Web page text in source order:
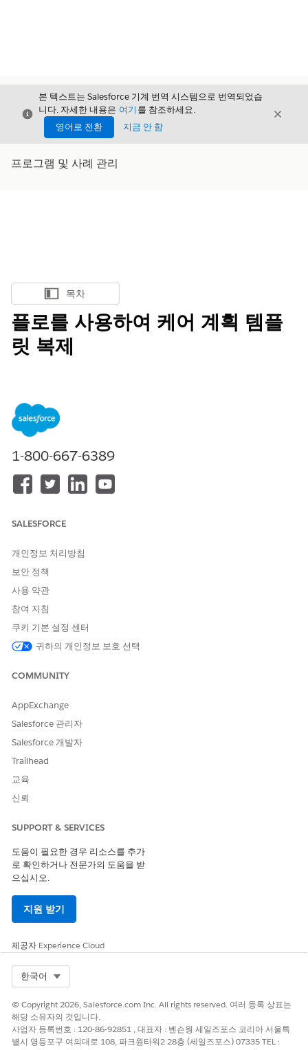
닫기
본 텍스트는 Salesforce 기계 번역 시스템으로 번역되었습
니다. 자세한 내용은 여기 를 참조하세요.
영어로 전환
지금 안 함
닫기
프로그램 및 사례 관리
목차 표시
목차
플로를 사용하여 케어 계획 템플
릿 복제
케어 계획 템플릿 복사 플로 템플릿에서 생성된 플로는 관련 활성
또는 게시된 케어 계획 템플릿 목표, 케어 계획 템플릿 혜택, 작업 계
획 템플릿 할당과 함께 케어 계획 템플릿을 복사합니다.
필수 EDITION
지원 제품: Education Cloud, Nonprofit Cloud, 공공 부문 솔루
션.Edition Availability 보기
케어 계획 템플릿 만들기:
각 플로 구성 요소의 설명을 읽어 조직의 요구에 맞게 플로를 사
빠른 작업을 만들어 플로를 시작하고 빠른 작업을 케어 계획 템
플릿 레코드 페이지에 추가합니다.
Flow Builder
빠른 작업
이 기사를 통해 문제를 해결했습니까?
1-800-667-6389
SALESFORCE
개인정보 처리방침
보안 정책
사용 약관
참여 지침
쿠키 기본 설정 센터
귀하의 개인정보 보호 선택
COMMUNITY
AppExchange
Salesforce 관리자
Salesforce 개발자
Trailhead
교육
신뢰
SUPPORT & SERVICES
도움이 필요한 경우 리소스를 추가
로 확인하거나 전문가의 도움을 받
으십시오.
지원 받기
제공자 Experience Cloud
한국어
© Copyright 2026, Salesforce.com Inc. All rights reserved. 여러 등록 상표는
해당 소유자의 것입니다.
사업자 등록번호 : 120-86-92851 , 대표자 : 벤슨웡 세일즈포스 코리아 서울특
별시 영등포구 여의대로 108, 파크원타워2 28층 (세일즈포스) 07335 TEL :